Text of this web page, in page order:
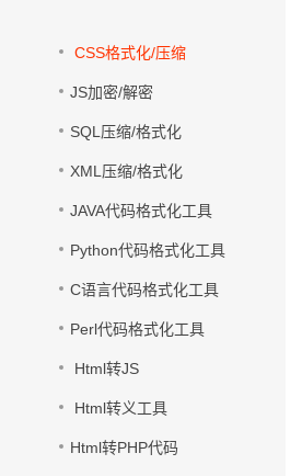
CSS格式化/压缩
JS加密/解密
SQL压缩/格式化
XML压缩/格式化
JAVA代码格式化工具
Python代码格式化工具
C语言代码格式化工具
Perl代码格式化工具
Html转JS
Html转义工具
Html转PHP代码